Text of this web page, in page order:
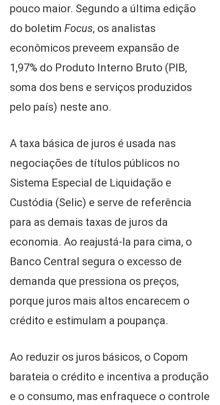
pouco maior. Segundo a última edição
do boletim Focus, os analistas
econômicos preveem expansão de
1,97% do Produto Interno Bruto (PIB,
soma dos bens e serviços produzidos
pelo país) neste ano.
A taxa básica de juros é usada nas
negociações de títulos públicos no
Sistema Especial de Liquidação e
Custódia (Selic) e serve de referência
para as demais taxas de juros da
economia. Ao reajustá-la para cima, o
Banco Central segura o excesso de
demanda que pressiona os preços,
porque juros mais altos encarecem o
crédito e estimulam a poupança.
Ao reduzir os juros básicos, o Copom
barateia o crédito e incentiva a produção
e o consumo, mas enfraquece o controle